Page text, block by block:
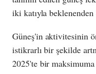
iki katıyla
Güneş'in aktivitesinin
istikrarlı bir şekilde
2025'te bir